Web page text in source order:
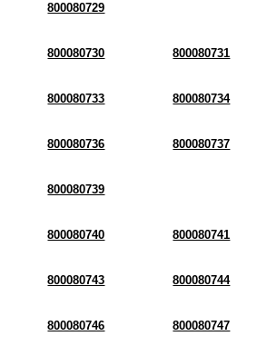
800080729
800080730 800080731
800080733 800080734
800080736 800080737
800080739
800080740 800080741
800080743 800080744
800080746 800080747